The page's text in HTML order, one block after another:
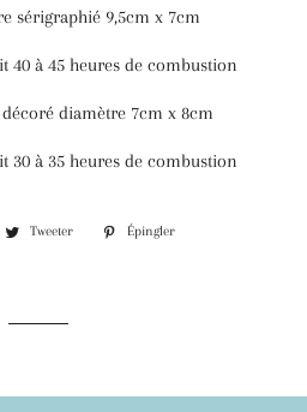
sérigraphié 9,5cm x 7cm
40 à 45 heures de combustion
diamètre 7cm x 8cm
30 à 35 heures de combustion
Tweeter
TweeterÉpingler